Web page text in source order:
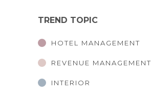
TREND TOPIC
HOTEL MANAGEMENT
REVENUE MANAGEMENT
INTERIOR